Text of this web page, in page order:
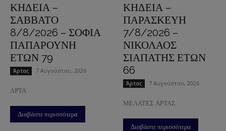
ΚΗΔΕΙΑ –
ΣΑΒΒΑΤΟ
8/8/2026 – ΣΟΦΙΑ
ΠΑΠΑΡΟΥΝΗ
ΕΤΩΝ 79
Άρτας 7 Αυγούστου, 2026
ΑΡΤΑ
Διαβάστε περισσότερα
ΚΗΔΕΙΑ –
ΠΑΡΑΣΚΕΥΗ
7/8/2026 –
ΝΙΚΟΛΑΟΣ
ΣΙΑΠΑΤΗΣ ΕΤΩΝ
66
Άρτας 7 Αυγούστου, 2026
ΜΕΛΑΤΕΣ ΑΡΤΑΣ
Διαβάστε περισσότερα